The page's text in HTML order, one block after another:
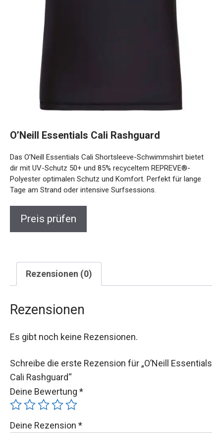
O’Neill Essentials Cali Rashguard
Das O’Neill Essentials Cali Shortsleeve-Schwimmshirt bietet
dir mit UV-Schutz 50+ und 85% recyceltem REPREVE®-
Polyester optimalen Schutz und Komfort. Perfekt für lange
Tage am Strand oder intensive Surfsessions.
Preis prüfen
Rezensionen (0)
Rezensionen
Es gibt noch keine Rezensionen.
Schreibe die erste Rezension für „O’Neill Essentials
Cali Rashguard“
Deine Bewertung *
Deine Rezension *